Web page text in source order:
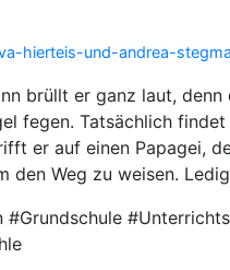
hierteis-und-andrea-
brüllt er ganz laut,
fegen. Tatsächlich
er auf einen Papagei,
den Weg zu weisen.